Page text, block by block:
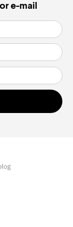
e-mail